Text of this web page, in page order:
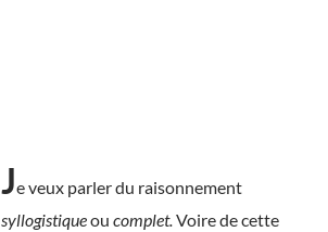
Je veux parler du raisonnement
syllogistiqueou complet. Voire de cette